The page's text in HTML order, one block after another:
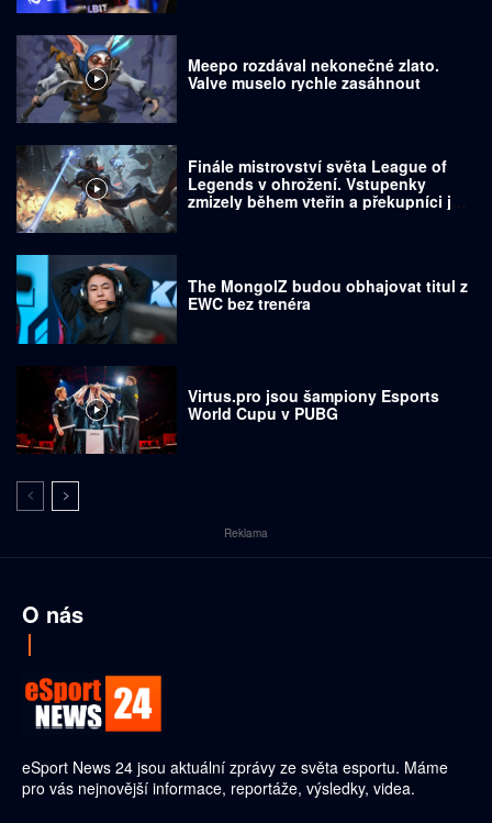
Meepo rozdával nekonečné zlato.
Valve muselo rychle zasáhnout
Finále mistrovství světa League of
Legends v ohrožení. Vstupenky
zmizely během vteřin a překupníci je
The MongolZ budou obhajovat titul z
EWC bez trenéra
Virtus.pro jsou šampiony Esports
World Cupu v PUBG
Reklama
O nás
eSport News 24 jsou aktuální zprávy ze světa esportu. Máme
pro vás nejnovější informace, reportáže, výsledky, videa.